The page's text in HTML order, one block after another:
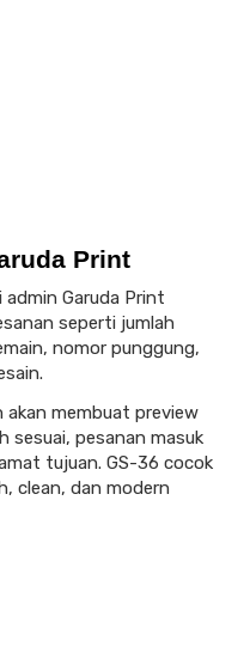
Print
Garuda Print
seperti jumlah
nomor punggung,
membuat preview
sesuai, pesanan masuk
tujuan. GS-36 cocok
clean, dan modern